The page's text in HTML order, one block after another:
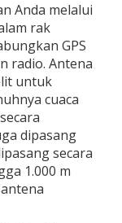
Anda melalui
rak
GPS
radio. Antena
untuk
cuaca
dipasang
secara
1.000 m